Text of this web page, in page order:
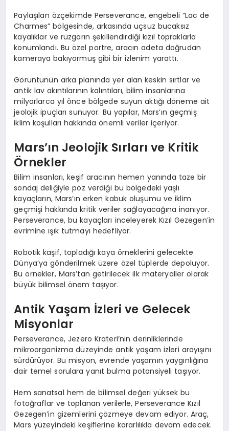
Paylaşılan özçekimde Perseverance, engebeli “Lac de
Charmes” bölgesinde, arkasında uçsuz bucaksız
kayalıklar ve rüzgarın şekillendirdiği kızıl topraklarla
konumlandı. Bu özel portre, aracın adeta doğrudan
kameraya bakıyormuş gibi bir izlenim yarattı.
Görüntünün arka planında yer alan keskin sırtlar ve
antik lav akıntılarının kalıntıları, bilim insanlarına
milyarlarca yıl önce bölgede suyun aktığı döneme ait
jeolojik ipuçları sunuyor. Bu yapılar, Mars’ın geçmiş
iklim koşulları hakkında önemli veriler içeriyor.
Mars’ın Jeolojik Sırları ve Kritik
Örnekler
Bilim insanları, keşif aracının hemen yanında taze bir
sondaj deliğiyle poz verdiği bu bölgedeki yaşlı
kayaçların, Mars’ın erken kabuk oluşumu ve iklim
geçmişi hakkında kritik veriler sağlayacağına inanıyor.
Perseverance, bu kayaçları inceleyerek Kızıl Gezegen’in
evrimine ışık tutmayı hedefliyor.
Robotik kaşif, topladığı kaya örneklerini gelecekte
Dünya’ya gönderilmek üzere özel tüplerde depoluyor.
Bu örnekler, Mars’tan getirilecek ilk materyaller olarak
büyük bilimsel önem taşıyor.
Antik Yaşam İzleri ve Gelecek
Misyonlar
Perseverance, Jezero Krateri’nin derinliklerinde
mikroorganizma düzeyinde antik yaşam izleri arayışını
sürdürüyor. Bu misyon, evrende yaşamın yaygınlığına
dair temel sorulara yanıt bulma potansiyeli taşıyor.
Hem sanatsal hem de bilimsel değeri yüksek bu
fotoğraflar ve toplanan verilerle, Perseverance Kızıl
Gezegen’in gizemlerini çözmeye devam ediyor. Araç,
Mars yüzeyindeki keşiflerine kararlılıkla devam edecek.